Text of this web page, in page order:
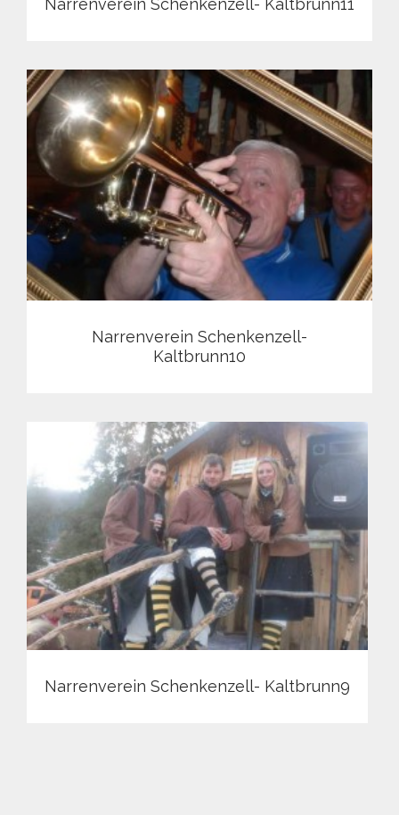
Narrenverein Schenkenzell-
Kaltbrunn10
Narrenverein Schenkenzell- Kaltbrunn9